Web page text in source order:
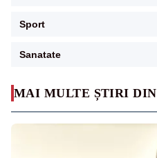
MAI MULTE ȘTIRI DIN
Sport
Sanatate